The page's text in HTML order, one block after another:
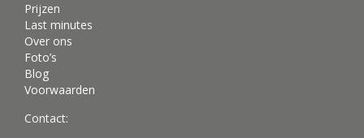
Prijzen
Last minutes
Over ons
Foto’s
Blog
Voorwaarden
Contact: